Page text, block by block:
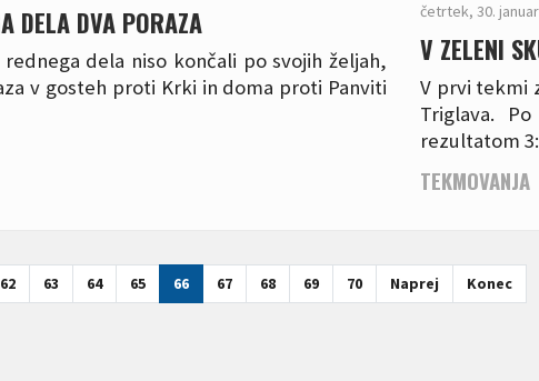
DELA DVA PORAZA
dela niso končali po svojih željah,
v gosteh proti Krki in doma proti Panviti
četrtek, 30.
V ZELENI
V prvi tekmi
Triglava.
rezultatom
TEKMOVANJA
62 63 64 65 66 67 68 69 70 Naprej Konec